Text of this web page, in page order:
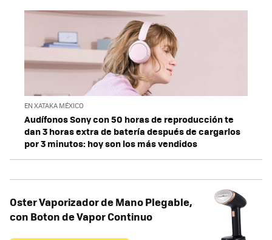
EN XATAKA MÉXICO
Audífonos Sony con 50 horas de reproducción te
dan 3 horas extra de batería después de cargarlos
por 3 minutos: hoy son los más vendidos
Oster Vaporizador de Mano Plegable,
con Boton de Vapor Continuo